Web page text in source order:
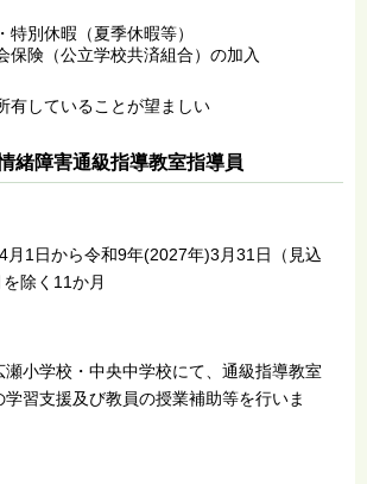
特別休暇（夏季休暇等）
保険（公立学校共済組合）の加入
有していることが望ましい
緒障害通級指導教室指導員
月1日から令和9年(2027年)3月31日（見込
除く11か月
小学校・中央中学校にて、通級指導教室
習支援及び教員の授業補助等を行いま